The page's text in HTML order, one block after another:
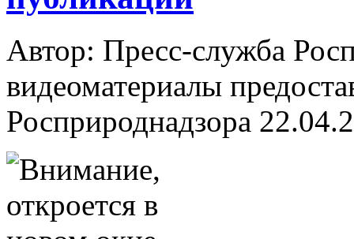
Автор: Пресс-служба
видеоматериалы
Росприроднадзора